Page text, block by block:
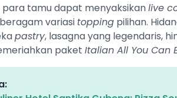
para tamu dapat menyaksikanlive
variasi topping pilihan.
pastry, lasagna yang legendaris,
paket Italian All You Can